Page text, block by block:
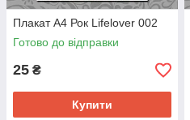
Плакат А4 Рок Lifelover 002
Готово до відправки
25 ₴
Купити